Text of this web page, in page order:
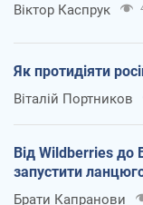
Віктор Каспрук
Як протидіяти
Віталій Портников
Від Wildberries
запустити
Брати Капранови